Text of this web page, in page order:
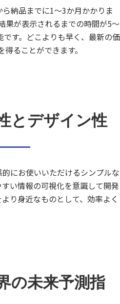
納品までに1～3か月かかりま
果が表示されるまでの時間が5～
す。どこよりも早く、最新の価
ることができます。
とデザイン性
にお使いいただけるシンプルな
い情報の可視化を意識して開発
り身近なものとして、効率よく
の未来予測指